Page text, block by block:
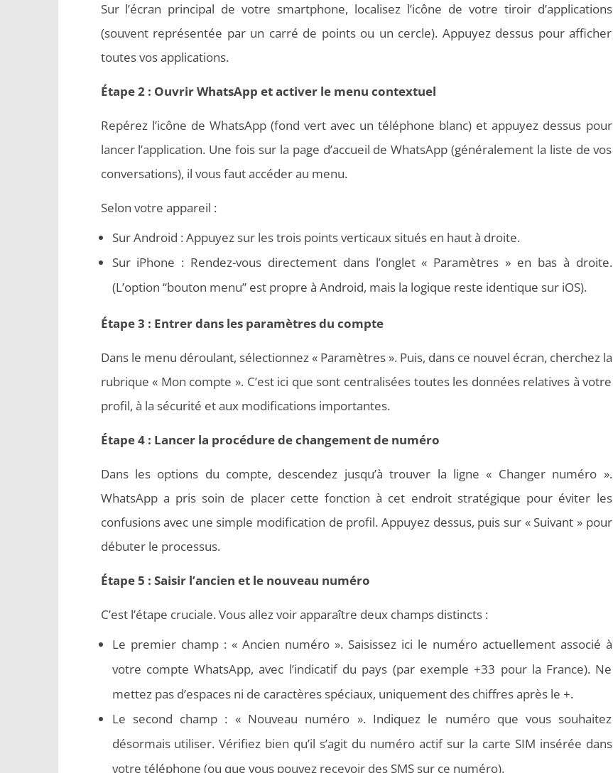
Sur l’écran principal de votre smartphone, localisez l’icône de votre tiroir d’applications
(souvent représentée par un carré de points ou un cercle). Appuyez dessus pour afficher
toutes vos applications.
Étape 2 : Ouvrir WhatsApp et activer le menu contextuel
Repérez l’icône de WhatsApp (fond vert avec un téléphone blanc) et appuyez dessus pour
lancer l’application. Une fois sur la page d’accueil de WhatsApp (généralement la liste de vos
conversations), il vous faut accéder au menu.
Selon votre appareil :
Sur Android : Appuyez sur les trois points verticaux situés en haut à droite.
Sur iPhone : Rendez-vous directement dans l’onglet « Paramètres » en bas à droite.
(L’option “bouton menu” est propre à Android, mais la logique reste identique sur iOS).
Étape 3 : Entrer dans les paramètres du compte
Dans le menu déroulant, sélectionnez « Paramètres ». Puis, dans ce nouvel écran, cherchez la
rubrique « Mon compte ». C’est ici que sont centralisées toutes les données relatives à votre
profil, à la sécurité et aux modifications importantes.
Étape 4 : Lancer la procédure de changement de numéro
Dans les options du compte, descendez jusqu’à trouver la ligne « Changer numéro ».
WhatsApp a pris soin de placer cette fonction à cet endroit stratégique pour éviter les
confusions avec une simple modification de profil. Appuyez dessus, puis sur « Suivant » pour
débuter le processus.
Étape 5 : Saisir l’ancien et le nouveau numéro
C’est l’étape cruciale. Vous allez voir apparaître deux champs distincts :
Le premier champ : « Ancien numéro ». Saisissez ici le numéro actuellement associé à
votre compte WhatsApp, avec l’indicatif du pays (par exemple +33 pour la France). Ne
mettez pas d’espaces ni de caractères spéciaux, uniquement des chiffres après le +.
Le second champ : « Nouveau numéro ». Indiquez le numéro que vous souhaitez
désormais utiliser. Vérifiez bien qu’il s’agit du numéro actif sur la carte SIM insérée dans
votre téléphone (ou que vous pouvez recevoir des SMS sur ce numéro).